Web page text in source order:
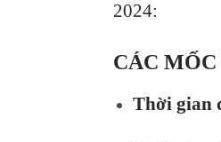
2024:
CÁC
Thời gian